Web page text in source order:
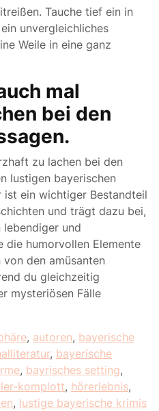
Tauche tief ein in
unvergleichliches
Weile in eine ganz
mal
bei den
zu lachen bei den
lustigen bayerischen
ist ein wichtiger Bestandteil
und trägt dazu bei,
und
die humorvollen Elemente
den amüsanten
du gleichzeitig
mysteriösen Fälle
, autoren, bayerische
, bayerische
, bayrisches setting,
komplott, hörerlebnis,
, lustige bayerische krimis